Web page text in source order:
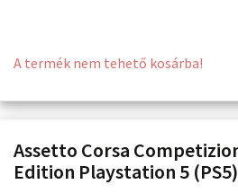
A termék nem tehető kosárba!
Assetto Corsa
Edition Playstation 5 (PS5)